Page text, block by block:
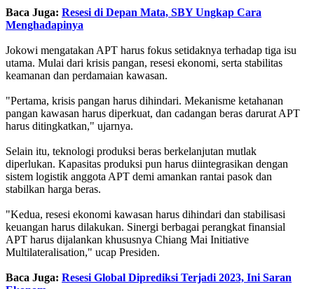
Baca Juga: Resesi di Depan Mata, SBY Ungkap Cara
Menghadapinya
Jokowi mengatakan APT harus fokus setidaknya terhadap tiga isu
utama. Mulai dari krisis pangan, resesi ekonomi, serta stabilitas
keamanan dan perdamaian kawasan.
"Pertama, krisis pangan harus dihindari. Mekanisme ketahanan
pangan kawasan harus diperkuat, dan cadangan beras darurat APT
harus ditingkatkan," ujarnya.
Selain itu, teknologi produksi beras berkelanjutan mutlak
diperlukan. Kapasitas produksi pun harus diintegrasikan dengan
sistem logistik anggota APT demi amankan rantai pasok dan
stabilkan harga beras.
"Kedua, resesi ekonomi kawasan harus dihindari dan stabilisasi
keuangan harus dilakukan. Sinergi berbagai perangkat finansial
APT harus dijalankan khususnya Chiang Mai Initiative
Multilateralisation," ucap Presiden.
Baca Juga: Resesi Global Diprediksi Terjadi 2023, Ini Saran